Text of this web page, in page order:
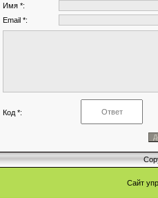
Имя *:
Email *:
Код *:
Сайт